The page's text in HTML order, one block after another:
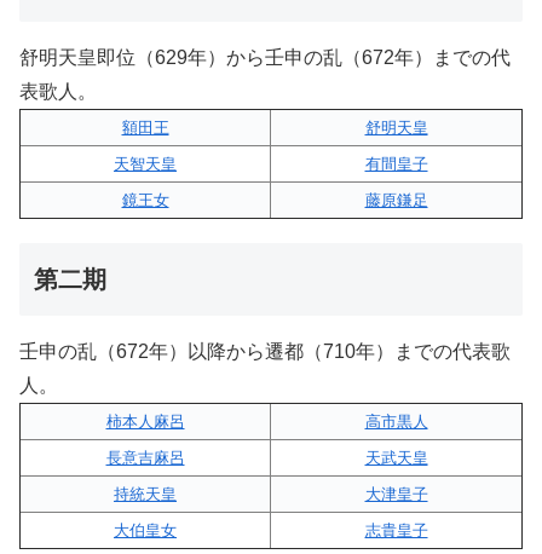
舒明天皇即位（629年）から壬申の乱（672年）までの代
表歌人。
額田王
舒明天皇
天智天皇
有間皇子
鏡王女
藤原鎌足
第二期
壬申の乱（672年）以降から遷都（710年）までの代表歌
人。
柿本人麻呂
高市黒人
長意吉麻呂
天武天皇
持統天皇
大津皇子
大伯皇女
志貴皇子